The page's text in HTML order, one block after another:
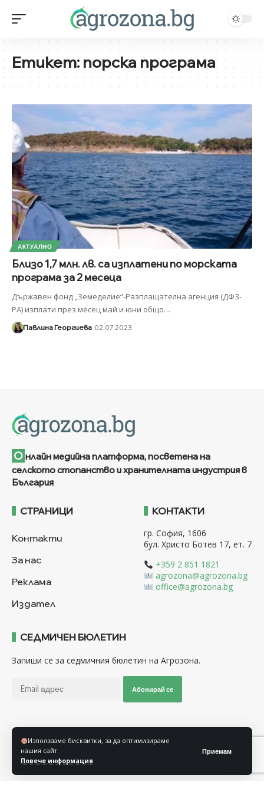
Използваме бисквитки, за да оптимизираме
нашия сайт.
Повече информация
Приемам
Етикет:порска програма
АКТУАЛНО
Близо 1,7 млн. лв. са изплатени по морската
програма за 2 месеца
Държавен фонд „Земеделие“-Разплащателна агенция (ДФЗ-
РА) изплати през месец май и юни общо…
Павлина Георгиева 02.07.2023
О нлайн медийна платформа, посветена на
селското стопанство и хранителната индустрия в
България
СТРАНИЦИ
Контакти
За нас
Реклама
Издател
КОНТАКТИ
гр. София, 1606
бул. Христо Ботев 17, ет. 7
+359 2 851 1821
agrozona@agrozona.bg
office@agrozona.bg
СЕДМИЧЕН БЮЛЕТИН
Запиши се за седмичния бюлетин на Агрозона.
Абонирай се
Последвайте ни